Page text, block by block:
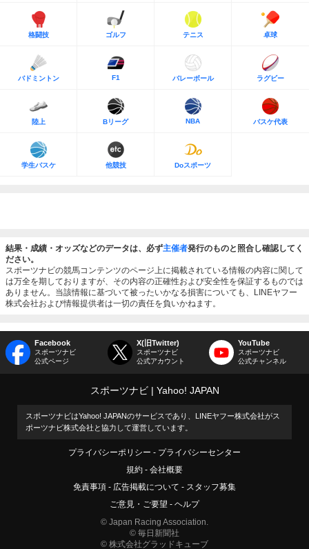
格闘技 ゴルフ テニス 卓球
バドミントン F1 バレーボール ラグビー
陸上 Bリーグ NBA バスケ代表
学生バスケ 他競技 Doスポーツ
結果・成績・オッズなどのデータは、必ず主催者発行のものと照合し確認してく
ださい。
スポーツナビの競馬コンテンツのページ上に掲載されている情報の内容に関して
は万全を期しておりますが、その内容の正確性および安全性を保証するものでは
ありません。当該情報に基づいて被ったいかなる損害についても、LINEヤフー
株式会社および情報提供者は一切の責任を負いかねます。
Facebook
スポーツナビ
公式ページ
X(旧Twitter)
スポーツナビ
公式アカウント
YouTube
スポーツナビ
公式チャンネル
スポーツナビ Yahoo! JAPAN
スポーツナビはYahoo! JAPANのサービスであり、LINEヤフー株式会社がス
ポーツナビ株式会社と協力して運営しています。
プライバシーポリシー
プライバシーセンター
規約
会社概要
免責事項
広告掲載について
スタッフ募集
ご意見・ご要望
ヘルプ
© Japan Racing Association.
© 毎日新聞社
© 株式会社グラッドキューブ